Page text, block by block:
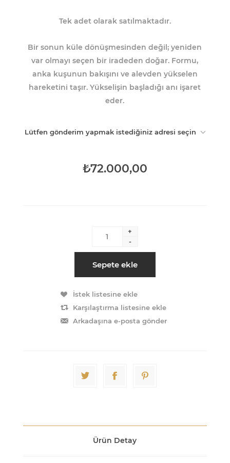
Tek adet olarak satılmaktadır.
Bir sonun küle dönüşmesinden değil; yeniden
var olmayı seçen bir iradeden doğar. Formu,
anka kuşunun bakışını ve alevden yükselen
hareketini taşır. Yükselişin başladığı anı işaret
eder.
Lütfen gönderim yapmak istediğiniz adresi seçin
₺72.000,00
+
-
Sepete ekle
İstek listesine ekle
Karşılaştırma listesine ekle
Arkadaşına e-posta gönder
Ürün Detay